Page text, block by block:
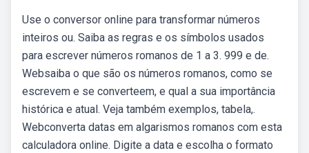
Use o conversor online para transformar números
inteiros ou. Saiba as regras e os símbolos usados
para escrever números romanos de 1 a 3. 999 e de.
Websaiba o que são os números romanos, como se
escrevem e se converteem, e qual a sua importância
histórica e atual. Veja também exemplos, tabela,.
Webconverta datas em algarismos romanos com esta
calculadora online. Digite a data e escolha o formato